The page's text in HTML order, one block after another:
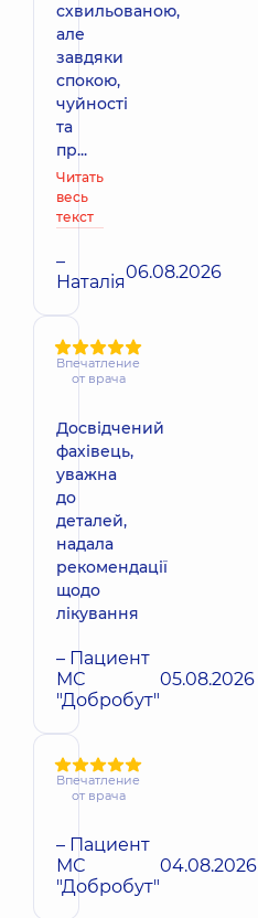
схвильованою,
але
завдяки
спокою,
чуйності
та
пр...
Читать
весь
текст
–
Наталія06.08.2026
Впечатление
от врача
Досвідчений
фахівець,
уважна
до
деталей,
надала
рекомендації
щодо
лікування
– Пациент
МС
"Добробут"
05.08.2026
Впечатление
от врача
– Пациент
МС
"Добробут"
04.08.2026